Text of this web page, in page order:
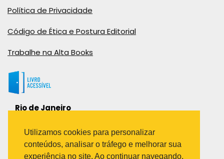
Política de Privacidade
Código de Ética e Postura Editorial
Trabalhe na Alta Books
Rio de Janeiro
Bairro Industrial do Jacaré
Rio de Janeiro – RJ – CEP: 20970-031
Telefone:
Utilizamos cookies para personalizar
conteúdos, analisar o tráfego e melhorar sua
experiência no site. Ao continuar navegando,